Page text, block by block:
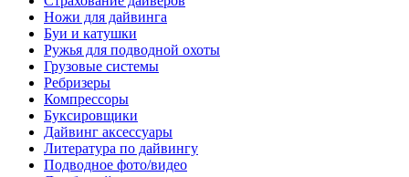
Ножи для дайвинга
Буи и катушки
Ружья для подводной охоты
Грузовые системы
Ребризеры
Компрессоры
Буксировщики
Дайвинг аксессуары
Литература по дайвингу
Подводное фото/видео